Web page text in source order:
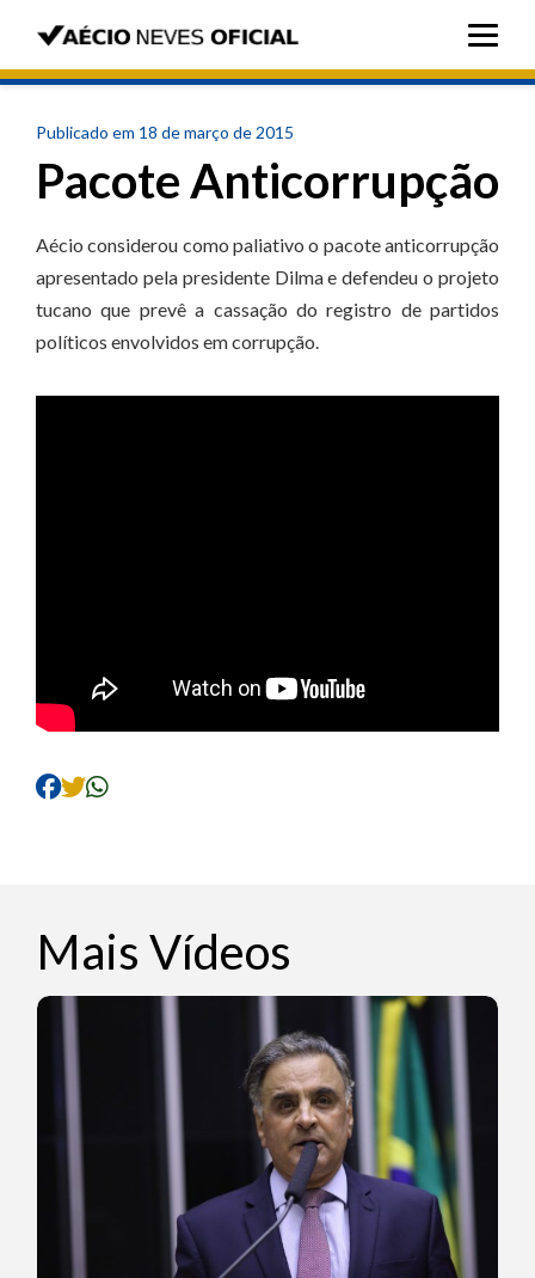
Publicado em 18 de março de 2015
Pacote Anticorrupção
Aécio considerou como paliativo o pacote anticorrupção
apresentado pela presidente Dilma e defendeu o projeto
tucano que prevê a cassação do registro de partidos
políticos envolvidos em corrupção.
Mais Vídeos